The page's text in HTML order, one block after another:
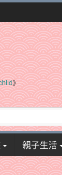
》
親子生活